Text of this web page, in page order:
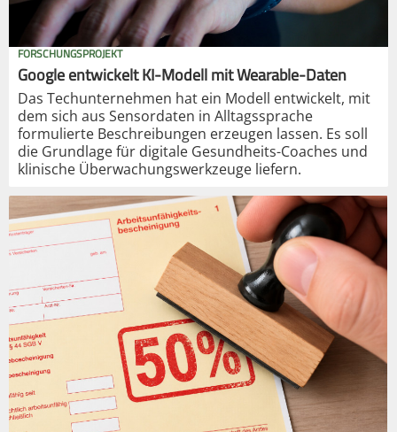
FORSCHUNGSPROJEKT
Google entwickelt KI-Modell mit Wearable-Daten
Das Techunternehmen hat ein Modell entwickelt, mit
dem sich aus Sensordaten in Alltagssprache
formulierte Beschreibungen erzeugen lassen. Es soll
die Grundlage für digitale Gesundheits-Coaches und
klinische Überwachungswerkzeuge liefern.